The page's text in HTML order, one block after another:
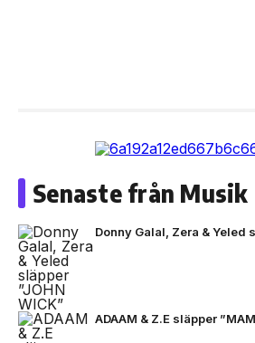
Senaste från Musik
Donny Galal, Zera & Yeled
ADAAM & Z.E släpper